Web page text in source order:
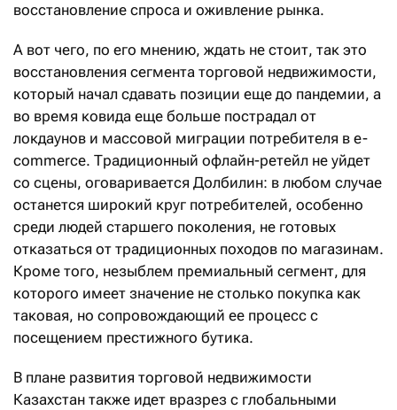
восстановление спроса и оживление рынка.
А вот чего, по его мнению, ждать не стоит, так это
восстановления сегмента торговой недвижимости,
который начал сдавать позиции еще до пандемии, а
во время ковида еще больше пострадал от
локдаунов и массовой миграции потребителя в e-
commerce. Традиционный офлайн-ретейл не уйдет
со сцены, оговаривается Долбилин: в любом случае
останется широкий круг потребителей, особенно
среди людей старшего поколения, не готовых
отказаться от традиционных походов по магазинам.
Кроме того, незыблем премиальный сегмент, для
которого имеет значение не столько покупка как
таковая, но сопровождающий ее процесс с
посещением престижного бутика.
В плане развития торговой недвижимости
Казахстан также идет вразрез с глобальными